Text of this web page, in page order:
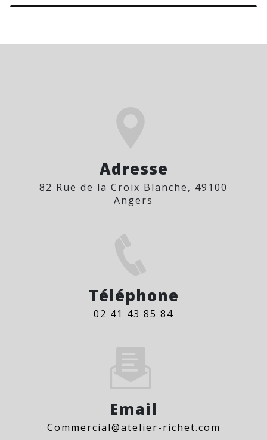
Adresse
82 Rue de la Croix Blanche, 49100
Angers
Téléphone
02 41 43 85 84
Email
commercial@atelier-richet.com